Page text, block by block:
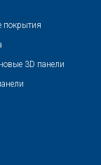
покрытия
3D панели